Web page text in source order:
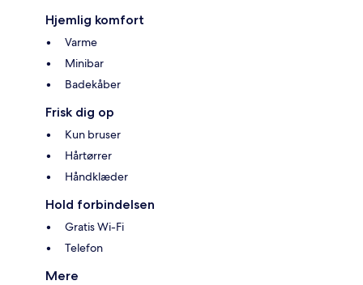
Hjemlig komfort
Varme
Minibar
Badekåber
Frisk dig op
Kun bruser
Hårtørrer
Håndklæder
Hold forbindelsen
Gratis Wi-Fi
Telefon
Mere